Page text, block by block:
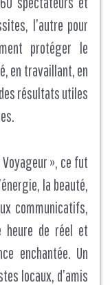
l’autre pour
protéger le
en travaillant, en
résultats utiles
», ce fut
la beauté,
communicatifs,
heure de réel et
enchantée. Un
locaux, d’amis